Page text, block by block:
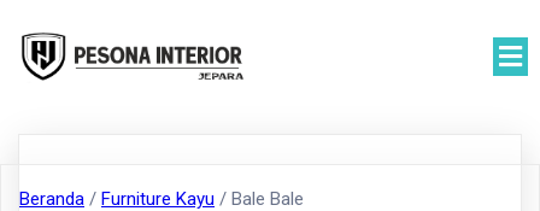
Beranda / Furniture Kayu / Bale Bale